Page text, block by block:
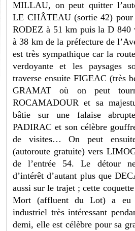
MILLAU, on peut quitter
LE CHÂTEAU (sortie 42)
RODEZ à 51 km puis la D
à 38 km de la préfecture de
est très sympathique car la
verdoyante et les paysages
traverse ensuite FIGEAC (très
GRAMAT où on peut
ROCAMADOUR et sa
bâtie sur une falaise
PADIRAC et son célèbre
de visites… On peut
(autoroute gratuite) vers
de l’entrée 54. Le détour
d’intérêt d’autant plus que
aussi sur le trajet ; cette
Mort (affluent du Lot) a eu
industriel très intéressant
demi, elle est célèbre pour sa